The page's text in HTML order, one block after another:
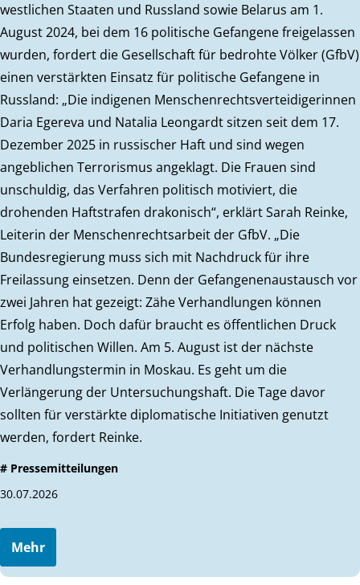
westlichen Staaten und Russland sowie Belarus am 1.
August 2024, bei dem 16 politische Gefangene freigelassen
wurden, fordert die Gesellschaft für bedrohte Völker (GfbV)
einen verstärkten Einsatz für politische Gefangene in
Russland: „Die indigenen Menschenrechtsverteidigerinnen
Daria Egereva und Natalia Leongardt sitzen seit dem 17.
Dezember 2025 in russischer Haft und sind wegen
angeblichen Terrorismus angeklagt. Die Frauen sind
unschuldig, das Verfahren politisch motiviert, die
drohenden Haftstrafen drakonisch“, erklärt Sarah Reinke,
Leiterin der Menschenrechtsarbeit der GfbV. „Die
Bundesregierung muss sich mit Nachdruck für ihre
Freilassung einsetzen. Denn der Gefangenenaustausch vor
zwei Jahren hat gezeigt: Zähe Verhandlungen können
Erfolg haben. Doch dafür braucht es öffentlichen Druck
und politischen Willen. Am 5. August ist der nächste
Verhandlungstermin in Moskau. Es geht um die
Verlängerung der Untersuchungshaft. Die Tage davor
sollten für verstärkte diplomatische Initiativen genutzt
werden, fordert Reinke.
# Pressemitteilungen
30.07.2026
Mehr